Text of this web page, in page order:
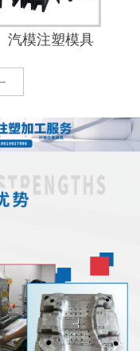
汽模注塑模具